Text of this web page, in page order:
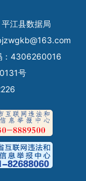
江县数据局
：4306260016
号